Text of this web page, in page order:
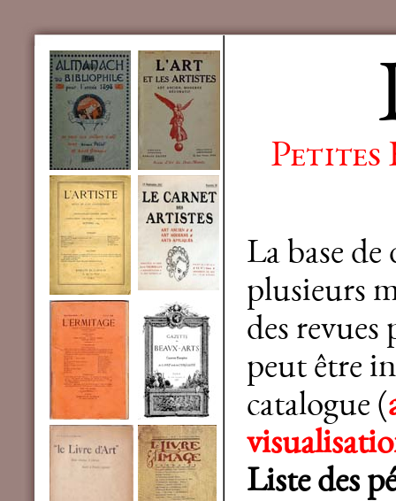
Petites
La base
plusieurs
des revues
peut être
catalogue (
Liste des